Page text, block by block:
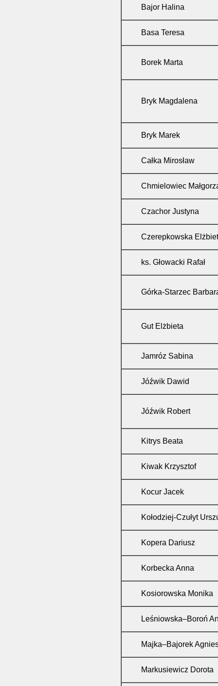
Bajor Halina
Basa Teresa
Borek Marta
Bryk Magdalena
Bryk Marek
Całka Mirosław
Chmielowiec
Czachor Justyna
Czerepkowska
ks. Głowacki Rafał
Górka-Starzec
Gut Elżbieta
Jamróz
Jóźwik Dawid
Jóźwik Robert
Kitrys Beata
Kiwak Krzysztof
Kocur Jacek
Kołodziej-Czułyt
Kopera Dariusz
Korbecka Anna
Kosiorowska Monika
Leśniowska–Boroń
Majka–Bajorek
Markusiewicz Dorota